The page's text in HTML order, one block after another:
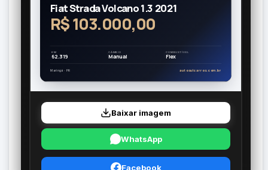
Fiat Strada Volcano 1.3 2021
R$ 103.000,00
KM
62.319
CÂMBIO
Manual
COMBUSTÍVEL
Flex
Maringá · PR autosulcarros.com.br
Baixar imagem
WhatsApp
Facebook